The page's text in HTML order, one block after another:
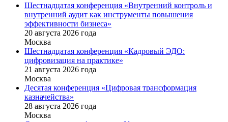
Шестнадцатая конференция «Внутренний контроль и
внутренний аудит как инструменты повышения
эффективности бизнеса»
20 августа 2026 года
Москва
Шестнадцатая конференция «Кадровый ЭДО:
цифровизация на практике»
21 августа 2026 года
Москва
Десятая конференция «Цифровая трансформация
казначейства»
28 августа 2026 года
Москва